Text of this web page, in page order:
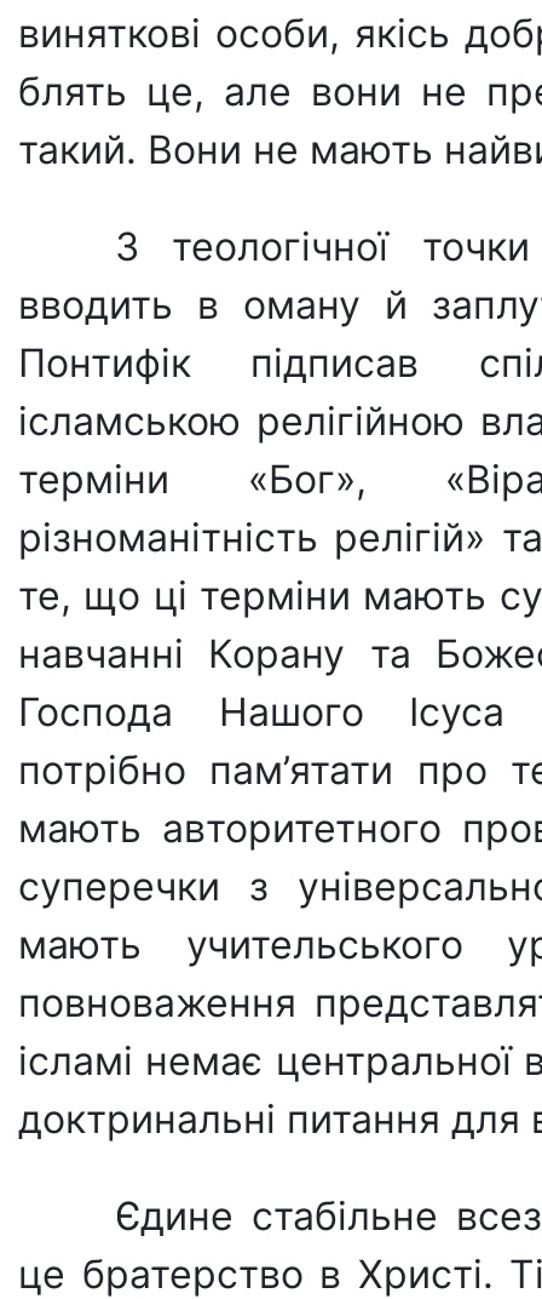
виняткові особи, якісь
блять це, але вони не
такий. Вони не мають
З теологічної
вводить в оману й
Понтифік підписав
ісламською релігійною
терміни «Бог»,
різноманітність релігій»
те, що ці тер­міни мають
навчанні Корану та
Господа Нашого
потрібно пам’ятати
мають авторитетного
суперечки з
мають учительського
повноваження
ісламі немає
доктринальні питання для
Єдине стабільне
це братерство в Хри­сті.